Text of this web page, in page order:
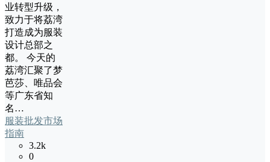
业转型升级，
致力于将荔湾
打造成为服装
设计总部之
都。 今天的
荔湾汇聚了梦
芭莎、唯品会
等广东省知
名…
服装批发市场
指南
3.2k
0